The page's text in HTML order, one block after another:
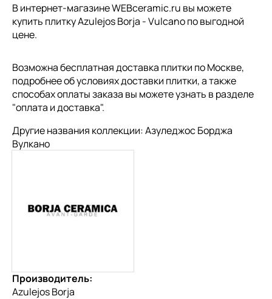
В интернет-магазине WEBceramic.ru вы можете
купить плитку Azulejos Borja - Vulcano по выгодной
цене.
Возможна бесплатная доставка плитки по Москве,
подробнее об условиях доставки плитки, а также
способах оплаты заказа вы можете узнать в разделе
"оплата и доставка".
Другие названия коллекции: Азуледжос Борджа
Вулкано
Производитель:
Azulejos Borja